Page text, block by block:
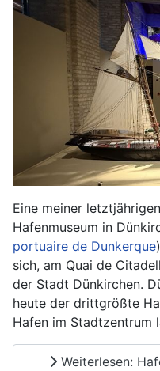
Eine meiner
Hafenmuseum in
portuaire de Dunkerque
sich, am Quai de
der Stadt Dünkirchen.
heute der drittgrößte
Hafen im Stadtzentrum
Weiterlesen: